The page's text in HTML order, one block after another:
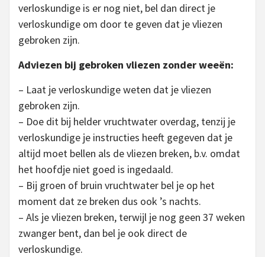
verloskundige is er nog niet, bel dan direct je
verloskundige om door te geven dat je vliezen
gebroken zijn.
Adviezen bij gebroken vliezen zonder weeën:
– Laat je verloskundige weten dat je vliezen
gebroken zijn.
– Doe dit bij helder vruchtwater overdag, tenzij je
verloskundige je instructies heeft gegeven dat je
altijd moet bellen als de vliezen breken, b.v. omdat
het hoofdje niet goed is ingedaald.
– Bij groen of bruin vruchtwater bel je op het
moment dat ze breken dus ook ’s nachts.
– Als je vliezen breken, terwijl je nog geen 37 weken
zwanger bent, dan bel je ook direct de
verloskundige.